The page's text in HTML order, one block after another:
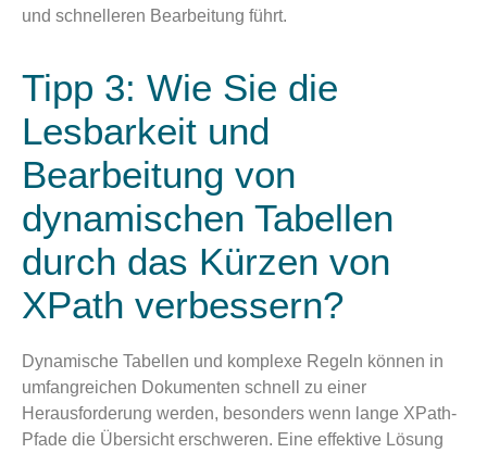
und schnelleren Bearbeitung führt.
Tipp 3: Wie Sie die
Lesbarkeit und
Bearbeitung von
dynamischen Tabellen
durch das Kürzen von
XPath verbessern?
Dynamische Tabellen und komplexe Regeln können in
umfangreichen Dokumenten schnell zu einer
Herausforderung werden, besonders wenn lange XPath-
Pfade die Übersicht erschweren. Eine effektive Lösung